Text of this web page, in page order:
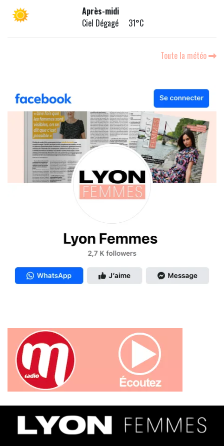
Après-midi
Ciel Dégagé 31°C
Toute la météo